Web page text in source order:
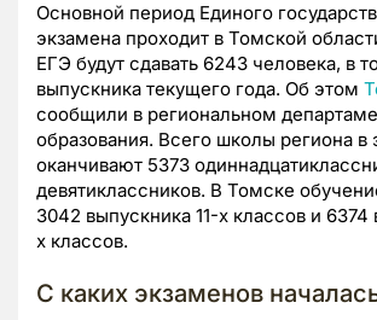
Основной период Единого
экзамена проходит в Томской
ЕГЭ будут сдавать 6243 человека, в
выпускника текущего года. Об этом
сообщили в региональном
образования. Всего школы региона в
оканчивают 5373
девятиклассников. В Томске
3042 выпускника 11-х классов и
х классов.
С каких экзаменов